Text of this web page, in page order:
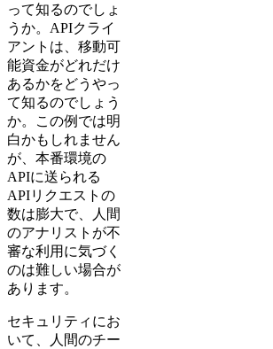
って知るのでしょ
うか。APIクライ
アントは、移動可
能資金がどれだけ
あるかをどうやっ
て知るのでしょう
か。この例では明
白かもしれません
が、本番環境の
APIに送られる
APIリクエストの
数は膨大で、人間
のアナリストが不
審な利用に気づく
のは難しい場合が
あります。
セキュリティにお
いて、人間のチー